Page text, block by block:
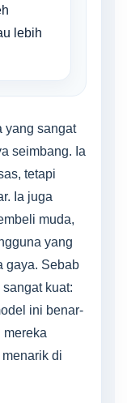
lebih
yang sangat
seimbang. Ia
tetapi
Ia juga
muda,
yang
gaya. Sebab
sangat kuat:
ini benar-
mereka
di